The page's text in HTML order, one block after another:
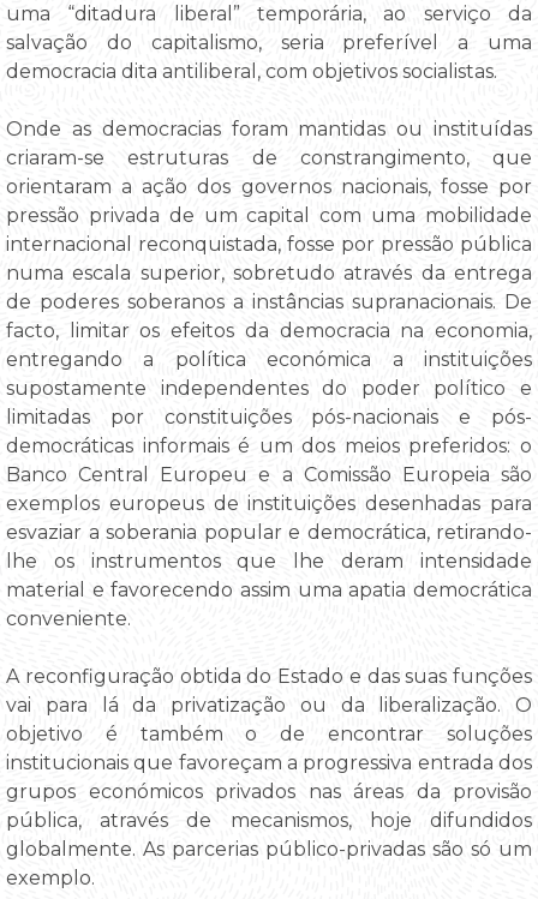
uma “ditadura liberal” temporária, ao serviço da
salvação do capitalismo, seria preferível a uma
democracia dita antiliberal, com objetivos socialistas.
Onde as democracias foram mantidas ou instituídas
criaram-se estruturas de constrangimento, que
orientaram a ação dos governos nacionais, fosse por
pressão privada de um capital com uma mobilidade
internacional reconquistada, fosse por pressão pública
numa escala superior, sobretudo através da entrega
de poderes soberanos a instâncias supranacionais. De
facto, limitar os efeitos da democracia na economia,
entregando a política económica a instituições
supostamente independentes do poder político e
limitadas por constituições pós-nacionais e pós-
democráticas informais é um dos meios preferidos: o
Banco Central Europeu e a Comissão Europeia são
exemplos europeus de instituições desenhadas para
esvaziar a soberania popular e democrática, retirando-
lhe os instrumentos que lhe deram intensidade
material e favorecendo assim uma apatia democrática
conveniente.
A reconfiguração obtida do Estado e das suas funções
vai para lá da privatização ou da liberalização. O
objetivo é também o de encontrar soluções
institucionais que favoreçam a progressiva entrada dos
grupos económicos privados nas áreas da provisão
pública, através de mecanismos, hoje difundidos
globalmente. As parcerias público-privadas são só um
exemplo.